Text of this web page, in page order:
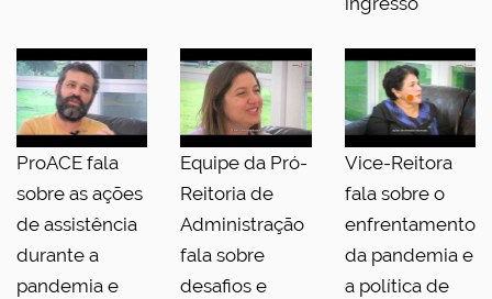
ProACE fala
sobre as ações
de assistência
durante a
pandemia e
Equipe da Pró-
Reitoria de
Administração
fala sobre
desafios e
Vice-Reitora
fala sobre o
enfrentamento
da pandemia e
a política de